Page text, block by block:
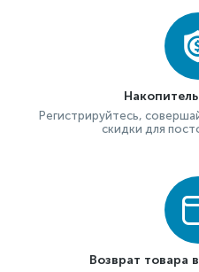
Регистрируйтесь,
скидки для
Возврат товара